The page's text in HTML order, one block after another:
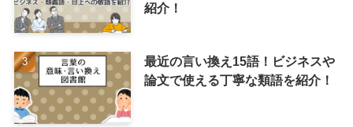
紹介！
最近の言い換え15語！ビジネスや
論文で使える丁寧な類語を紹介！